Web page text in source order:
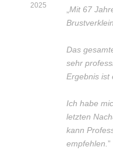
2025
„Mit 67
Das
sehr
Ergebnis ist
Ich habe
letzten
kann
empfehlen.”